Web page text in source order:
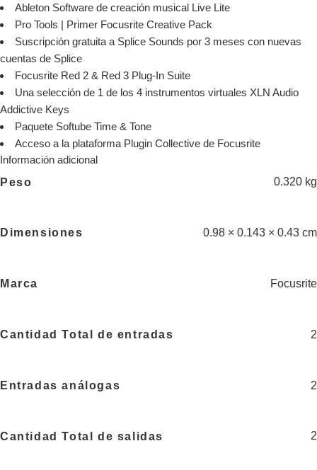
Ableton Software de creación musical Live Lite
Pro Tools | Primer Focusrite Creative Pack
Suscripción gratuita a Splice Sounds por 3 meses con nuevas
cuentas de Splice
Focusrite Red 2 & Red 3 Plug-In Suite
Una selección de 1 de los 4 instrumentos virtuales XLN Audio
Addictive Keys
Paquete Softube Time & Tone
Acceso a la plataforma Plugin Collective de Focusrite
Información adicional
Peso 0.320 kg
Dimensiones 0.98 × 0.143 × 0.43 cm
Marca Focusrite
Cantidad Total de entradas 2
Entradas análogas 2
Cantidad Total de salidas 2